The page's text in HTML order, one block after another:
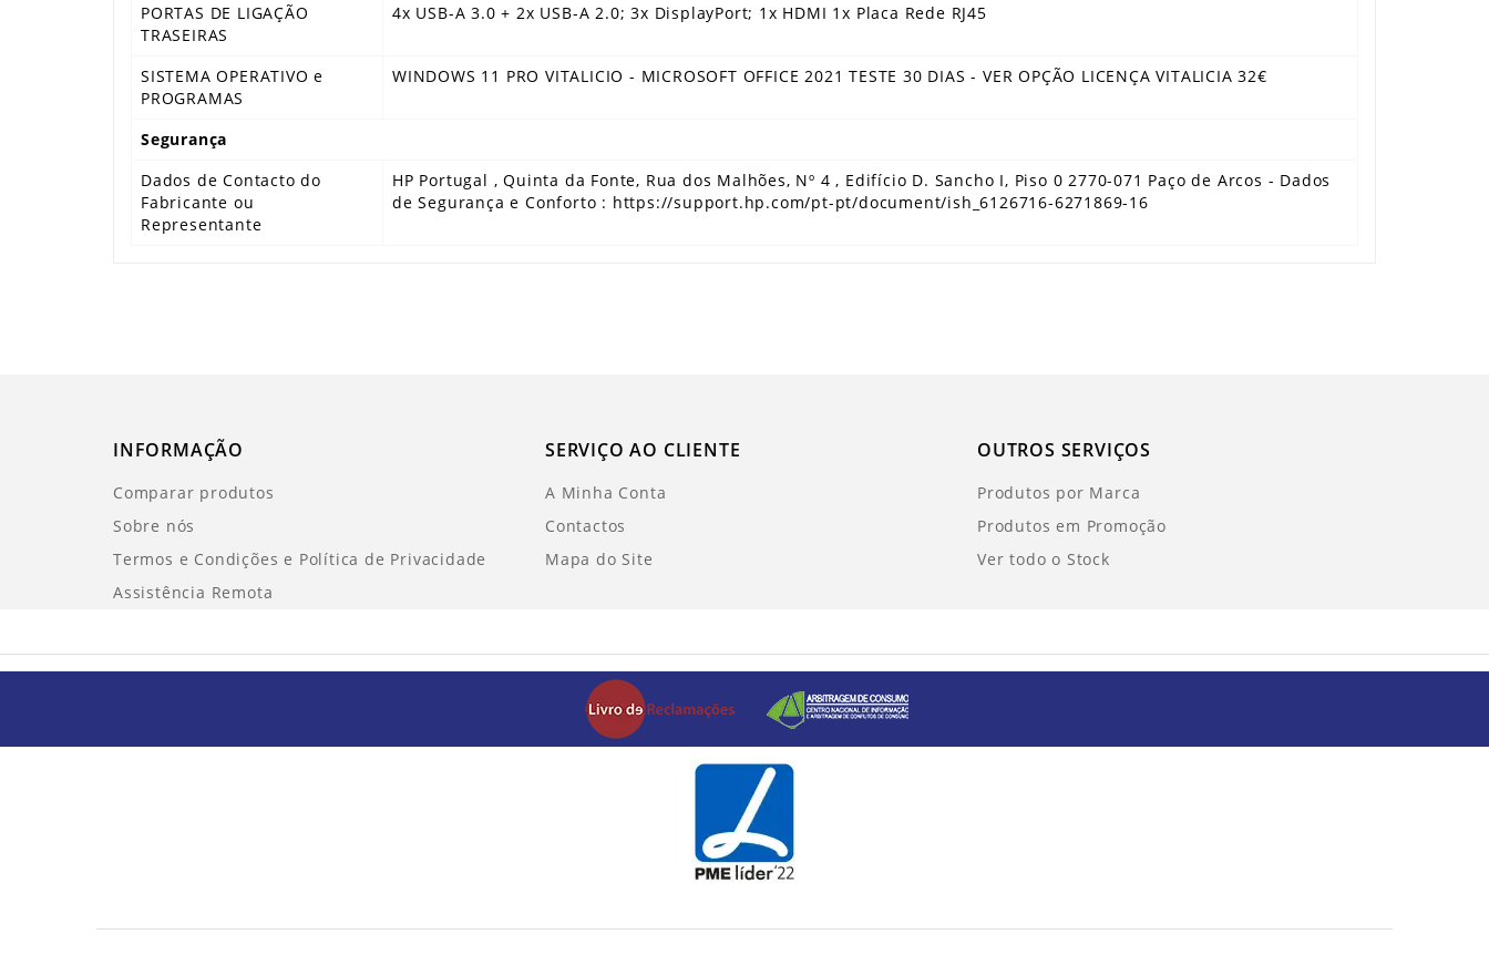
PORTAS DE LIGAÇÃO
TRASEIRAS
4x USB-A 3.0 + 2x USB-A 2.0; 3x DisplayPort; 1x HDMI 1x Placa Rede RJ45
SISTEMA OPERATIVO e
PROGRAMAS
WINDOWS 11 PRO VITALICIO - MICROSOFT OFFICE 2021 TESTE 30 DIAS - VER OPÇÃO LICENÇA VITALICIA 32€
Segurança
Dados de Contacto do
Fabricante ou
Representante
HP Portugal , Quinta da Fonte, Rua dos Malhões, Nº 4 , Edifício D. Sancho I, Piso 0 2770-071 Paço de Arcos - Dados
de Segurança e Conforto : https://support.hp.com/pt-pt/document/ish_6126716-6271869-16
INFORMAÇÃO
Comparar produtos
Sobre nós
Termos e Condições e Política de Privacidade
Assistência Remota
SERVIÇO AO CLIENTE
A Minha Conta
Contactos
Mapa do Site
OUTROS SERVIÇOS
Produtos por Marca
Produtos em Promoção
Ver todo o Stock